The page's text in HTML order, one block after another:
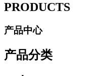
PRODUCTS
产品中心
产品分类